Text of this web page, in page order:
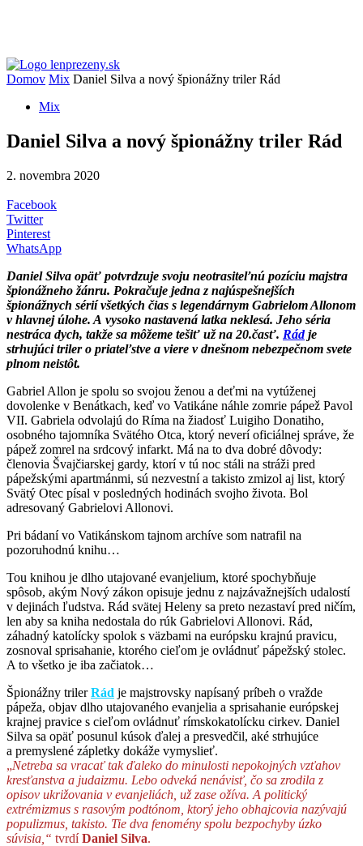
Domov Mix Daniel Silva a nový špionážny triler Rád
Mix
Daniel Silva a nový špionážny triler Rád
2. novembra 2020
Facebook
Twitter
Pinterest
WhatsApp
Daniel Silva opäť potvrdzuje svoju neotrasiteľnú pozíciu majstra
špionážneho žánru. Pokračuje jedna z najúspešnejších
špionážnych sérií všetkých čias s legendárnym Gabrielom Allonom
v hlavnej úlohe. A vysoko nastavená latka neklesá. Jeho séria
nestráca dych, takže sa môžeme tešiť už na 20.časť. Rádje
strhujúci triler o priateľstve a viere v dnešnom nebezpečnom svete
plnom neistôt.
Gabriel Allon je spolu so svojou ženou a deťmi na vytúženej
dovolenke v Benátkach, keď vo Vatikáne náhle zomrie pápež Pavol
VII. Gabriela odvolajú do Ríma na žiadosť Luigiho Donatiho,
osobného tajomníka Svätého Otca, ktorý neverí oficiálnej správe, že
pápež zomrel na srdcový infarkt. Má na to dva dobré dôvody:
členovia Švajčiarskej gardy, ktorí v tú noc stáli na stráži pred
pápežskými apartmánmi, sú nezvestní a takisto zmizol aj list, ktorý
Svätý Otec písal v posledných hodinách svojho života. Bol
adresovaný Gabrielovi Allonovi.
Pri bádaní vo Vatikánskom tajnom archíve som natrafil na
pozoruhodnú knihu…
Tou knihou je dlho utajované evanjelium, ktoré spochybňuje
spôsob, akým Nový zákon opisuje jednu z najzávažnejších udalostí
v dejinách ľudstva. Rád svätej Heleny sa preto nezastaví pred ničím,
len aby sa kniha nedostala do rúk Gabrielovi Allonovi. Rád,
záhadný katolícky spolok s väzbami na európsku krajnú pravicu,
zosnoval sprisahanie, ktorého cieľom je ovládnuť pápežský stolec.
A to všetko je iba začiatok…
Špionážny trilerRád je majstrovsky napísaný príbeh o vražde
pápeža, objav dlho utajovaného evanjelia a sprisahanie európskej
krajnej pravice s cieľom ovládnuť rímskokatolícku cirkev. Daniel
Silva sa opäť posunul kúsok ďalej a presvedčil, aké strhujúce
a premyslené zápletky dokáže vymyslieť.
„Netreba sa vracať tak ďaleko do minulosti nepokojných vzťahov
kresťanstva a judaizmu. Lebo odveká nenávisť, čo sa zrodila z
opisov ukrižovania v evanjeliách, už zase ožíva. A politický
extrémizmus s rasovým podtónom, ktorý jeho obhajcovia nazývajú
populizmus, takisto. Tie dva fenomény spolu bezpochyby úzko
súvisia,“ tvrdíDaniel Silva.